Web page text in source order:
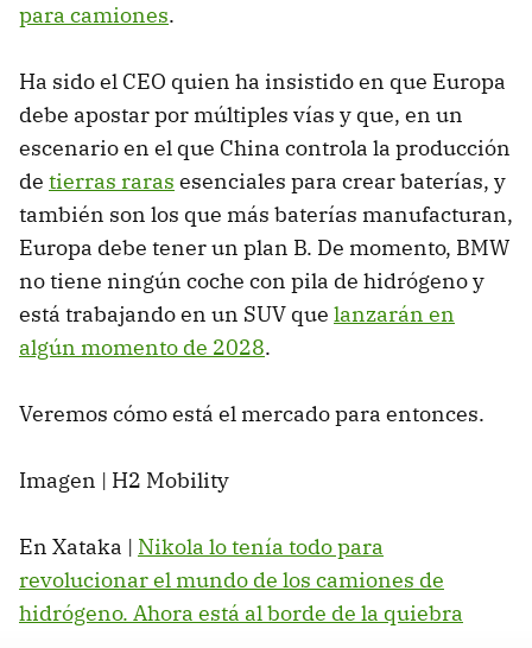
para camiones.
Ha sido el CEO quien ha insistido en que Europa
debe apostar por múltiples vías y que, en un
escenario en el que China controla la producción
de tierras raras esenciales para crear baterías, y
también son los que más baterías manufacturan,
Europa debe tener un plan B. De momento, BMW
no tiene ningún coche con pila de hidrógeno y
está trabajando en un SUV que lanzarán en
algún momento de 2028.
Veremos cómo está el mercado para entonces.
Imagen | H2 Mobility
En Xataka | Nikola lo tenía todo para
revolucionar el mundo de los camiones de
hidrógeno. Ahora está al borde de la quiebra